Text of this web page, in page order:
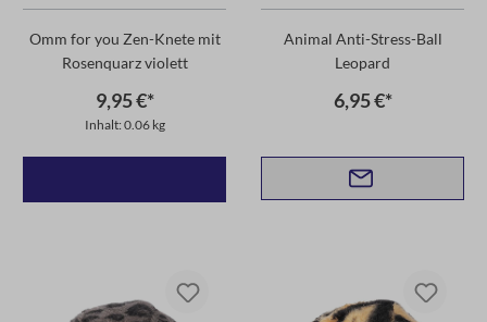
Omm for you Zen-Knete mit
Rosenquarz violett
9,95 €*
Inhalt: 0.06 kg
Animal Anti-Stress-Ball
Leopard
6,95 €*